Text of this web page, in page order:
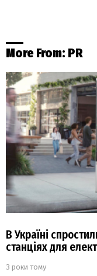
More From: PR
В Україні
станціях для
3 роки тому